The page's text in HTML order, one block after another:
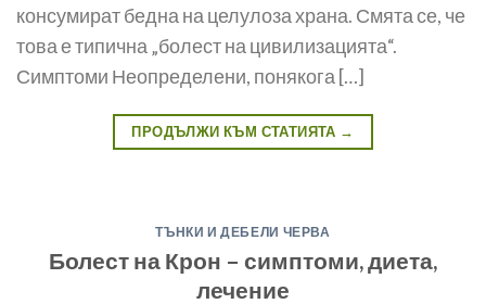
консумират бедна на целулоза храна. Смята се, че
това е типична „болест на цивилизацията“.
Симптоми Неопределени, понякога […]
ПРОДЪЛЖИ КЪМ СТАТИЯТА →
ТЪНКИ И ДЕБЕЛИ ЧЕРВА
Болест на Крон – симптоми, диета,
лечение